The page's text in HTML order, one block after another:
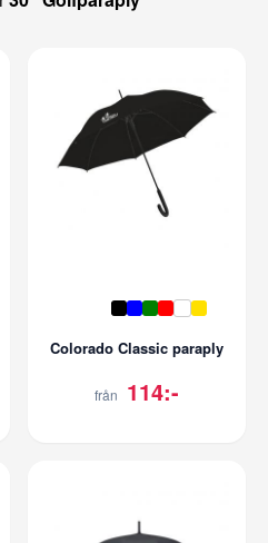
Colorado Classic paraply
från 114:-